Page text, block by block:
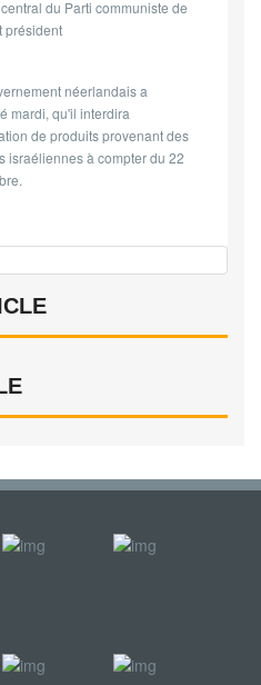
du Parti communiste de
président
néerlandais a
mardi, qu'il interdira
de produits provenant des
israéliennes à compter du 22